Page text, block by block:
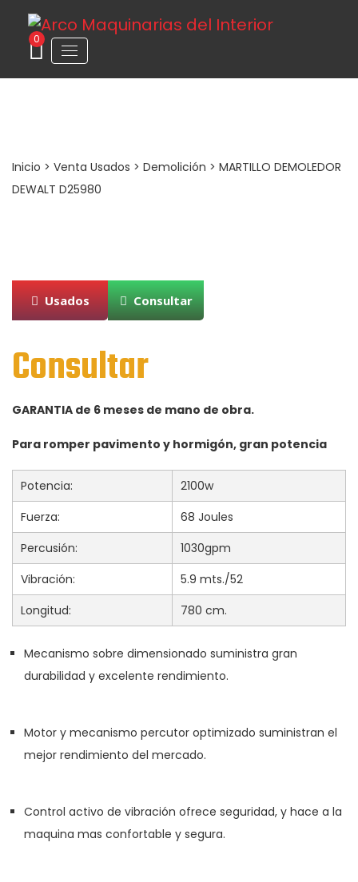
0
Inicio > Venta Usados > Demolición > MARTILLO DEMOLEDOR
DEWALT D25980
Consultar
GARANTIA de 6 meses de mano de obra.
Para romper pavimento y hormigón, gran potencia
Potencia:
2100w
Fuerza:
68 Joules
Percusión:
1030gpm
Vibración:
5.9 mts./52
Longitud:
780 cm.
Mecanismo sobre dimensionado suministra gran
durabilidad y excelente rendimiento.
Motor y mecanismo percutor optimizado suministran el
mejor rendimiento del mercado.
Control activo de vibración ofrece seguridad, y hace a la
maquina mas confortable y segura.
Usados Consultar